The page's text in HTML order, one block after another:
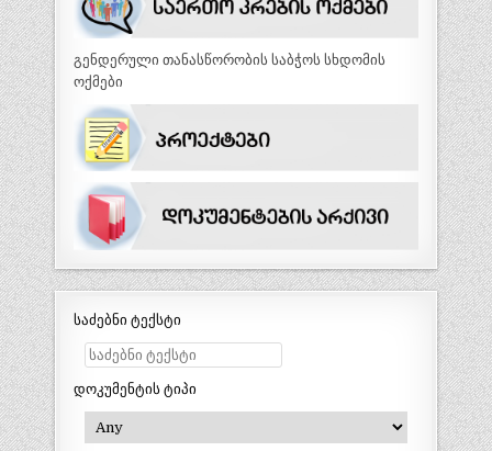
გენდერული თანასწორობის საბჭოს სხდომის
ოქმები
საძებნი ტექსტი
დოკუმენტის ტიპი